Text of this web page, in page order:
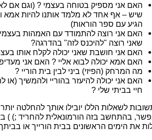
האם אני מספיק בטוחה בעצמי ? (וגם אם
שיש – אף אחד לא מלמד אותנו להיות אמא
הגיע עם ספר הוראות)
האם אני רוצה להתמודד עם האמהות
שאני רוצה "להיכנס לזה" בהדרגה?
האם אני חושבת שאני יכולה לקלח אותו
האם אמא יכולה לבוא אליי ? האם אני
מה המרחק (הפיזי) ביני לבין בית הוריי ?
האם אני יכולה להיעזר בהוריי ולהמשיך
חיי בביתי שלי ?
לשאלות הללו יובילו אותך להחלטה
בהתחשב בזה הורמונאלית להחריד ;) )
את הימים הראשונים בבית הורייך או